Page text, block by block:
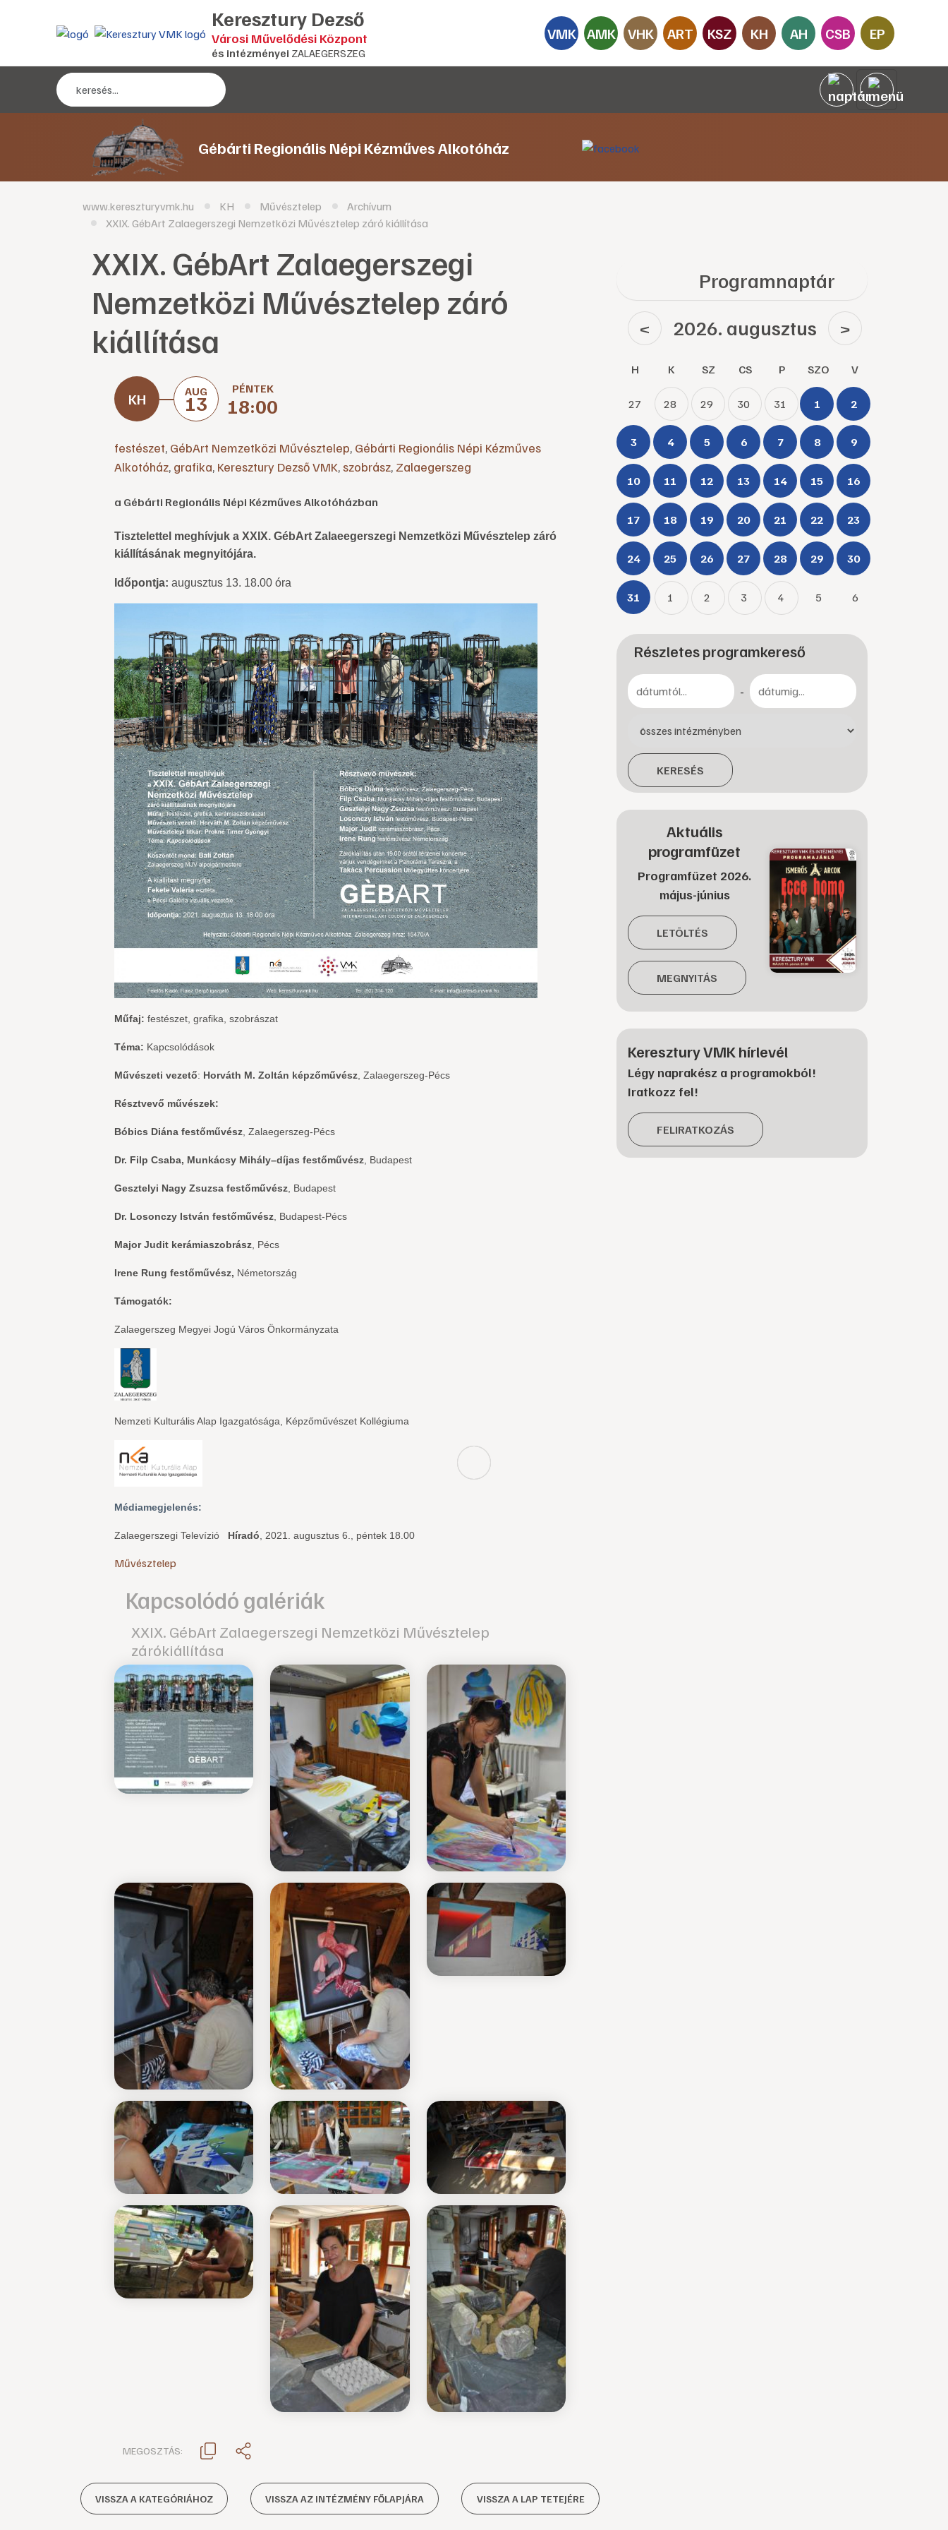
Keresztury Dezső
Városi Művelődési Központ
és intézményei ZALAEGERSZEG
VMK AMK VHK ART KSZ KH AH CSB EP
Gébárti Regionális Népi Kézműves Alkotóház
www.kereszturyvmk.hu KH Művésztelep
Archívum
XXIX. GébArt Zalaegerszegi Nemzetközi Művésztelep záró kiállítása
XXIX. GébArt Zalaegerszegi
Nemzetközi Művésztelep záró
kiállítása
AUG
13
PÉNTEK
18:00
festészet, GébArt Nemzetközi Művésztelep, Gébárti Regionális Népi Kézműves
Alkotóház, grafika, Keresztury Dezső VMK,szobrász, Zalaegerszeg
a Gébárti Regionális Népi Kézműves Alkotóházban
Tisztelettel meghívjuk a XXIX. GébArt Zalaeegerszegi Nemzetközi Művésztelep záró
kiállításának megnyitójára.
Időpontja: augusztus 13. 18.00 óra
Műfaj: festészet, grafika, szobrászat
Téma: Kapcsolódások
Művészeti vezető: Horváth M. Zoltán képzőművész, Zalaegerszeg-Pécs
Résztvevő művészek:
Bóbics Diána festőművész, Zalaegerszeg-Pécs
Dr. Filp Csaba, Munkácsy Mihály–díjas festőművész, Budapest
Gesztelyi Nagy Zsuzsa festőművész, Budapest
Dr. Losonczy István festőművész, Budapest-Pécs
Major Judit kerámiaszobrász, Pécs
Irene Rung festőművész, Németország
Támogatók:
Zalaegerszeg Megyei Jogú Város Önkormányzata
Nemzeti Kulturális Alap Igazgatósága, Képzőművészet Kollégiuma
Médiamegjelenés:
Zalaegerszegi Televízió Híradó , 2021. augusztus 6., péntek 18.00
Művésztelep
Kapcsolódó galériák
XXIX. GébArt Zalaegerszegi Nemzetközi Művésztelep
zárókiállítása
MEGOSZTÁS:
VISSZA A KATEGÓRIÁHOZ VISSZA AZ INTÉZMÉNY FŐLAPJÁRA VISSZA A LAP TETEJÉRE
Programnaptár
< 2026. augusztus >
H K SZ CS P SZO V
27 28 29 30 31 1 2
3 4 5 6 7 8 9
10 11 12 13 14 15 16
17 18 19 20 21 22 23
24 25 26 27 28 29 30
31 1 2 3 4 5 6
Részletes programkereső
-
KERESÉS
Aktuális
programfüzet
Programfüzet 2026.
május-június
LETÖLTÉS
MEGNYITÁS
Keresztury VMK hírlevél
Légy naprakész a programokból!
Iratkozz fel!
FELIRATKOZÁS